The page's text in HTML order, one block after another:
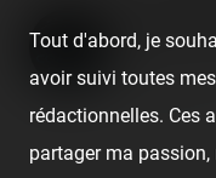
Published6
≈ 1 minute
Tout d'abord, je
avoir suivi toutes
rédactionnelles. Ces
partager ma